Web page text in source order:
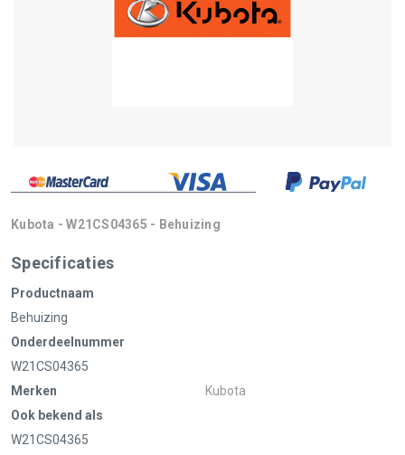
Kubota - W21CS04365 - Behuizing
Specificaties
Productnaam
Behuizing
Onderdeelnummer
W21CS04365
Merken
Kubota
Ook bekend als
W21CS04365